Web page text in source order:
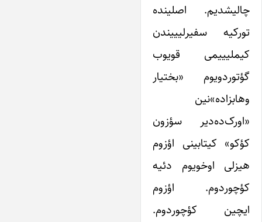
چالیشدیم. اصلینده
تورکیه سفیرلیییندن
کیملیییمی قویوب
گؤتوردویوم «بختیار
وهابزاده»نین
«اورک‌ده‌دیر سؤزون
کؤکو» کیتابینی اؤزوم
هیزلی اوخویوم دئیه
کؤچوردوم. اؤزوم
ایچین کؤچوردوم.